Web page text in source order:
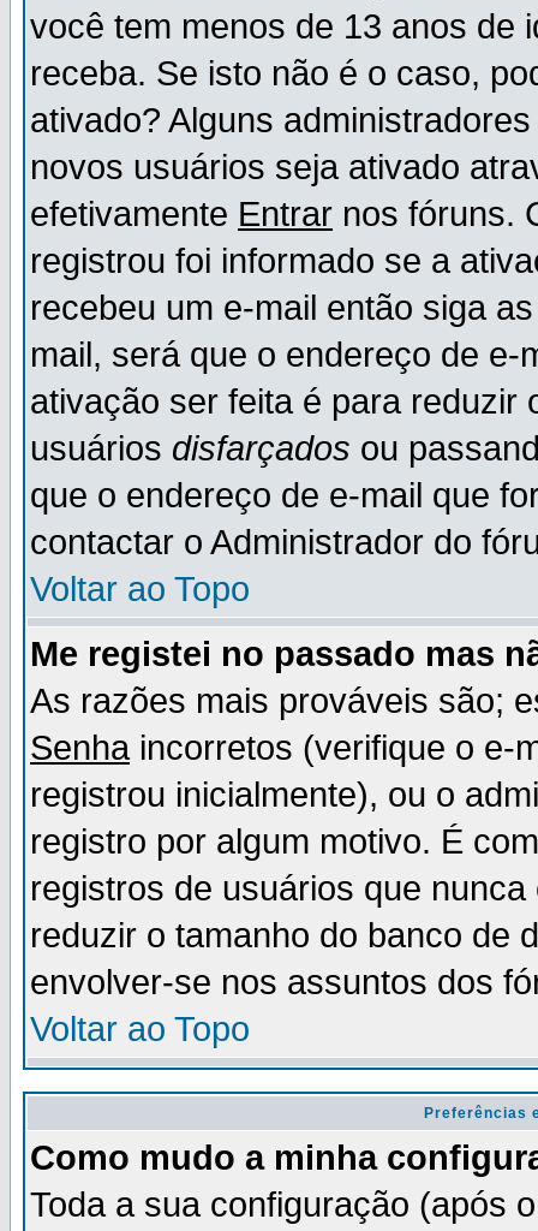
você tem menos de 13 anos de
receba. Se isto não é o caso,
ativado? Alguns
novos usuários seja ativado
efetivamente Entrar nos fóruns.
registrou foi informado se a
recebeu um e-mail então siga
mail, será que o endereço de
ativação ser feita é para reduzir
usuários disfarçados ou
que o endereço de e-mail que
contactar o Administrador do
Voltar ao Topo
Me registei no passado mas
As razões mais prováveis são;
Senhaincorretos (verifique o e-
registrou inicialmente), ou o
registro por algum motivo. É
registros de usuários que
reduzir o tamanho do banco de
envolver-se nos assuntos dos
Voltar ao Topo
Preferências
Como mudo a minha
Toda a sua configuração (após